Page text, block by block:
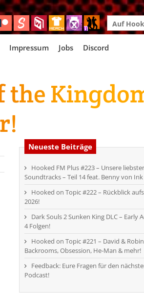
Search
for:
Impressum Jobs Discord
the
Neueste Beiträge
Hooked FM Plus #223 – Unsere
Soundtracks – Teil 14 feat. Benny von
Hooked on Topic #222 – Rückblick
2026!
Dark Souls 2 Sunken King DLC – Early
4 Folgen!
Hooked on Topic #221 – David &
Backrooms, Obsession, He-Man & mehr!
Feedback: Eure Fragen für den
Podcast!